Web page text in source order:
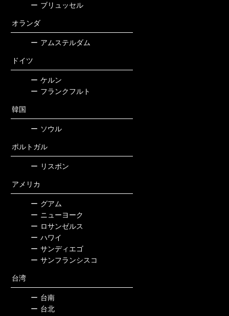
ー ブリュッセル
オランダ
ー アムステルダム
ドイツ
ー ケルン
ー フランクフルト
韓国
ー ソウル
ポルトガル
ー リスボン
アメリカ
ー グアム
ー ニューヨーク
ー ロサンゼルス
ー ハワイ
ー サンディエゴ
ー サンフランシスコ
台湾
ー 台南
ー 台北